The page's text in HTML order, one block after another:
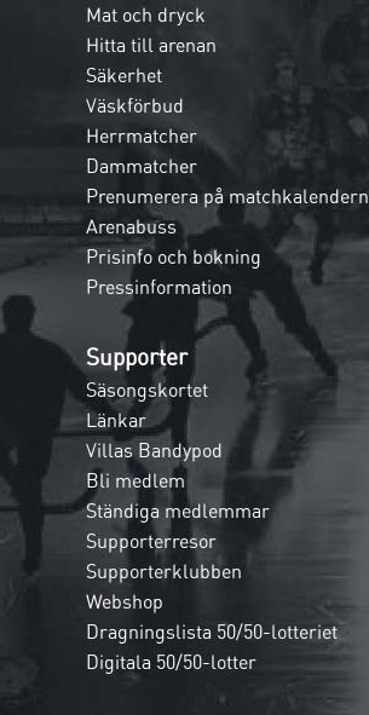
Mat och dryck
Hitta till arenan
Säkerhet
Väskförbud
Herrmatcher
Dammatcher
Prenumerera på matchkalendern
Arenabuss
Prisinfo och bokning
Pressinformation
Supporter
Säsongskortet
Länkar
Villas Bandypod
Bli medlem
Ständiga medlemmar
Supporterresor
Supporterklubben
Webshop
Dragningslista 50/50-lotteriet
Digitala 50/50-lotter